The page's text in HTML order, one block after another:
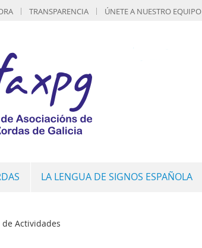
LA LENGUA DE SIGNOS ESPAÑOLA
TRANSPARENCIA ÚNETE A NUESTRO EQUIPO
de Actividades